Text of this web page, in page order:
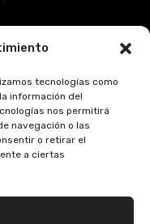
tecnologías como
información del
nos permitirá
navegación o las
o retirar el
a ciertas